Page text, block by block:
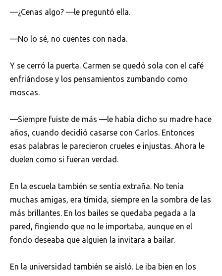
—¿Cenas algo? —le preguntó ella.
—No lo sé, no cuentes con nada.
Y se cerró la puerta. Carmen se quedó sola con el café
enfriándose y los pensamientos zumbando como
moscas.
—Siempre fuiste de más —le había dicho su madre hace
años, cuando decidió casarse con Carlos. Entonces
esas palabras le parecieron crueles e injustas. Ahora le
duelen como si fueran verdad.
En la escuela también se sentía extraña. No tenía
muchas amigas, era tímida, siempre en la sombra de las
más brillantes. En los bailes se quedaba pegada a la
pared, fingiendo que no le importaba, aunque en el
fondo deseaba que alguien la invitara a bailar.
En la universidad también se aisló. Le iba bien en los